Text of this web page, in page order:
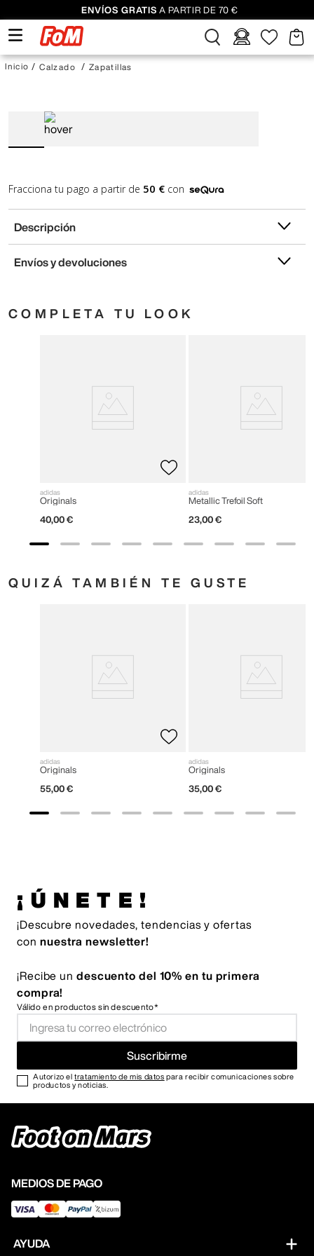
ENVÍOS GRATIS A PARTIR DE 70 €
Calzado Zapatillas
Fracciona tu pago a partir de 50 € con
Descripción
Envíos y devoluciones
COMPLETA TU LOOK
adidas
Originals
40,00 €
adidas
Metallic Trefoil Soft
23,00 €
QUIZÁ TAMBIÉN TE GUSTE
adidas
Originals
55,00 €
adidas
Originals
35,00 €
¡ÚNETE!
¡Descubre novedades, tendencias y ofertas
con nuestra newsletter!
¡Recibe un descuento del 10% en tu primera
compra!
Válido en productos sin descuento*
Suscribirme
Autorizo eltratamiento de mis datos para recibir comunicaciones sobre
productos y noticias.
MEDIOS DE PAGO
AYUDA